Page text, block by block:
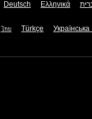
Deutsch Ελληνικά
ไทย Türkçe